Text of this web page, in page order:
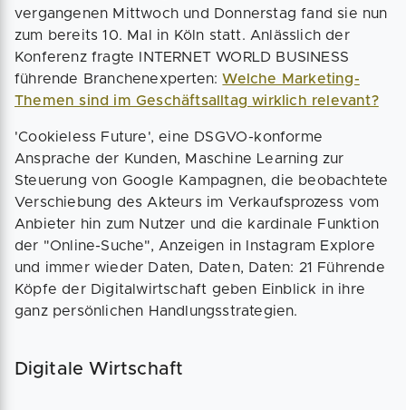
vergangenen Mittwoch und Donnerstag fand sie nun
zum bereits 10. Mal in Köln statt. Anlässlich der
Konferenz fragte INTERNET WORLD BUSINESS
führende Branchenexperten:Welche Marketing-
Themen sind im Geschäftsalltag wirklich relevant?
'Cookieless Future', eine DSGVO-konforme
Ansprache der Kunden, Maschine Learning zur
Steuerung von Google Kampagnen, die beobachtete
Verschiebung des Akteurs im Verkaufsprozess vom
Anbieter hin zum Nutzer und die kardinale Funktion
der "Online-Suche", Anzeigen in Instagram Explore
und immer wieder Daten, Daten, Daten: 21 Führende
Köpfe der Digitalwirtschaft geben Einblick in ihre
ganz persönlichen Handlungsstrategien.
Digitale Wirtschaft